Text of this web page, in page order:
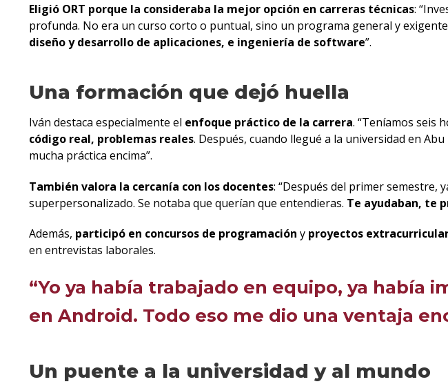
Eligió ORT porque la consideraba la mejor opción en carreras técnicas:
profunda. No era un curso corto o puntual, sino un programa general y
diseño y desarrollo de aplicaciones, e ingeniería de software”.
Una formación que dejó huella
Iván destaca especialmente el enfoque práctico de la carrera. “Teníamos seis
código real, problemas reales. Después, cuando llegué a la universidad en
mucha práctica encima”.
También valora la cercanía con los docentes: “Después del primer semestre,
superpersonalizado. Se notaba que querían que entendieras. Te ayudaban, te
Además, participó en concursos de programación y proyectos
en entrevistas laborales.
“Yo ya había trabajado en equipo, ya había
en Android. Todo eso me dio una ventaja
Un puente a la universidad y al mundo